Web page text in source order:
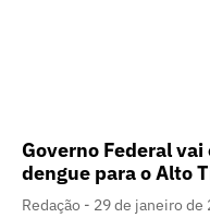
Governo Federal
dengue para o Alto
Redação 29 de janeiro de